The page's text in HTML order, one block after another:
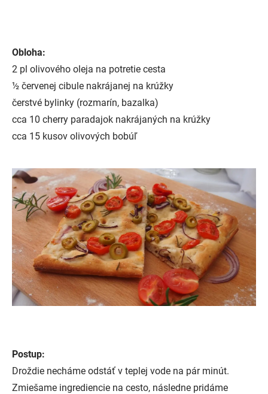
Obloha:
2 pl olivového oleja na potretie cesta
½ červenej cibule nakrájanej na krúžky
čerstvé bylinky (rozmarín, bazalka)
cca 10 cherry paradajok nakrájaných na krúžky
cca 15 kusov olivových bobúľ
Postup:
Droždie necháme odstáť v teplej vode na pár minút.
Zmiešame ingrediencie na cesto, následne pridáme